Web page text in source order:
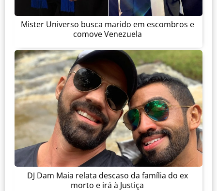
Mister Universo busca marido em escombros e
comove Venezuela
DJ Dam Maia relata descaso da família do ex
morto e irá à Justiça